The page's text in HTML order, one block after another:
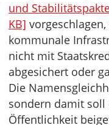
und
KB]
kommunale
nicht mit
abgesichert oder
Die
sondern damit soll
Öffentlichkeit